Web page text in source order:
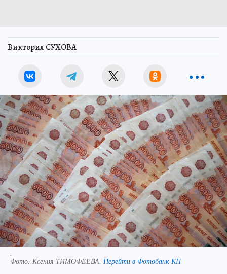
Виктория СУХОВА
.
Фото: Ксения ТИМОФЕЕВА. Перейти в Фотобанк КП